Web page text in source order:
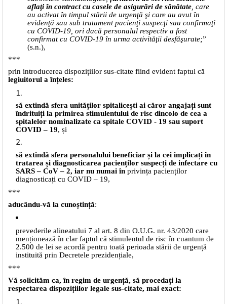
aflaţi în contract cu casele de asigurări de sănătate, care
au activat în timpul stării de urgenţă şi care au avut în
evidenţă sau sub tratament pacienţi suspecţi sau confirmaţi
cu COVID-19, ori dacă personalul respectiv a fost
confirmat cu COVID-19 în urma activităţii desfăşurate;”
(s.n.),
***
prin introducerea dispozițiilor sus-citate fiind evident faptul că
legiuitorul a înțeles:
să extindă sfera unităților spitalicești ai căror angajați sunt
îndrituiți la primirea stimulentului de risc dincolo de cea a
spitalelor nominalizate ca spitale COVID - 19 sau suport
COVID – 19, și
să extindă sfera personalului beneficiar și la cei implicați în
tratarea și diagnosticarea pacienților suspecți de infectare cu
SARS – CoV – 2, iar nu numai în privința pacienților
diagnosticați cu COVID – 19,
***
aducându-vă la cunoștință:
prevederile alineatului 7 al art. 8 din O.U.G. nr. 43/2020 care
menționează în clar faptul că stimulentul de risc în cuantum de
2.500 de lei se acordă pentru toată perioada stării de urgență
instituită prin Decretele prezidențiale,
***
Vă solicităm ca, în regim de urgență, să procedați la
respectarea dispozițiilor legale sus-citate, mai exact: